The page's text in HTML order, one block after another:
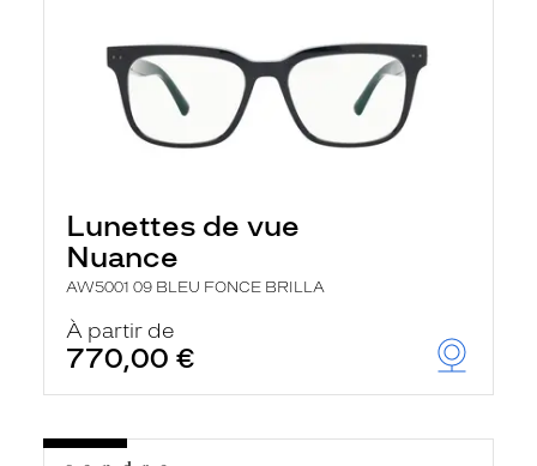
Lunettes de vue
Nuance
AW5001 09 BLEU FONCE BRILLA
À partir de
770,00 €